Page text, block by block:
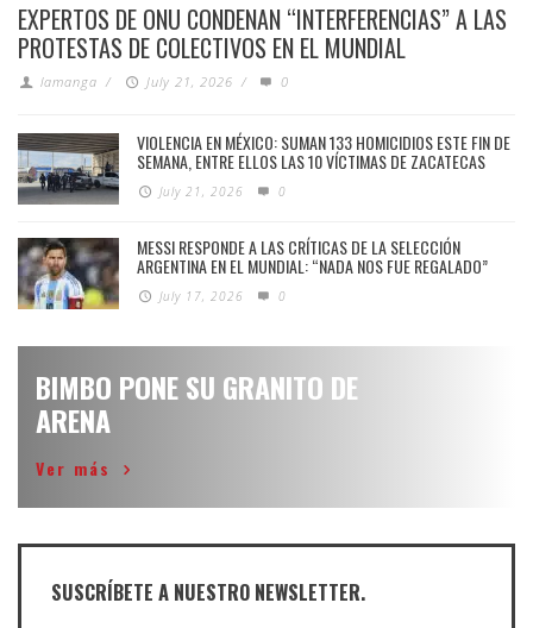
EXPERTOS DE ONU CONDENAN “INTERFERENCIAS” A LAS
PROTESTAS DE COLECTIVOS EN EL MUNDIAL
lamanga / July 21, 2026 / 0
VIOLENCIA EN MÉXICO: SUMAN 133 HOMICIDIOS ESTE FIN DE
SEMANA, ENTRE ELLOS LAS 10 VÍCTIMAS DE ZACATECAS
July 21, 2026 0
MESSI RESPONDE A LAS CRÍTICAS DE LA SELECCIÓN
ARGENTINA EN EL MUNDIAL: “NADA NOS FUE REGALADO”
July 17, 2026 0
BIMBO PONE SU GRANITO DE
ARENA
Ver más
SUSCRÍBETE A NUESTRO NEWSLETTER.